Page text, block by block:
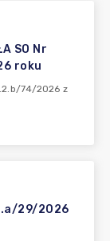
SO Nr
roku
74/2026 z
29/2026